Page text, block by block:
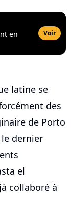
en
Voir
latine se
des
de Porto
dernier
el
collaboré à